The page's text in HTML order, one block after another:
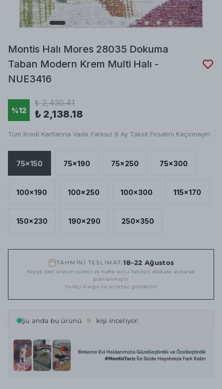
Montis Halı Mores 28035 Dokuma
Taban Modern Krem Multi Halı -
NUE3416
%12
₺ 2,430.41
₺ 2,138.18
Tüm Kredi Kartlarına Vade Farksız 6 Ay Taksit Fırsatını Kaçırmayın
75x150 75x190 75x250 75x300
100x190 100x250 100x300 115x170
150x230 190x290 250x350
TAHMİNİ TESLİMAT:18–22 Ağustos
Kişiye özel üretim süreci ve hafta sonu tatilleri dikkate alınarak
planlanmıştır
Yurtiçi Kargo ile ücretsiz gönderilir
Şu anda bu ürünü 9 kişi inceliyor.